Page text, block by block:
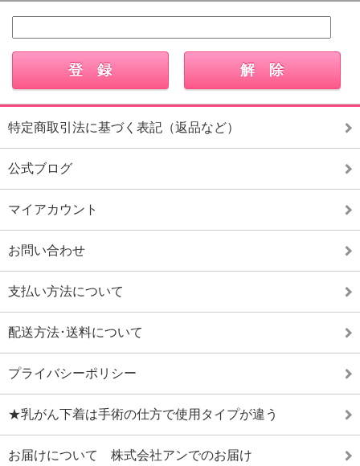
特定商取引法に基づく表記（返品など）
公式ブログ
マイアカウント
お問い合わせ
支払い方法について
配送方法･送料について
プライバシーポリシー
★乳がん下着は手術の仕方で使用タイプが違う
お届けについて 株式会社アンでのお届け